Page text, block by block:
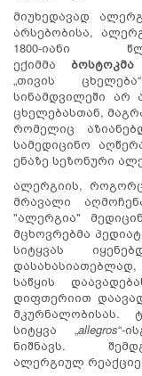
მიუხედავად
არსებობისა,
1800-იანი
ექიმმა ბოსტოკმა
„თივის
სინამდვილეში არ
ცხელებასთან,
რომელიც
სამედიცინო
ენაზე სეზონური
ალერგიის,
მრავალი
"ალერგია"
მცხოვრებმა
სიტყვას
საწყის
დიფთერიით
მკურნალობისას.
სიტყვა „allegros“-
ნიშნავს.
ალერგიულ